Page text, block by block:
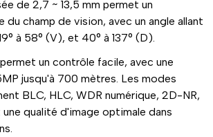
de 2,7 ~ 13,5 mm permet un
du champ de vision, avec un angle allant
à 58° (V), et 40° à 137° (D).
un contrôle facile, avec une
jusqu'à 700 mètres. Les modes
BLC, HLC, WDR numérique, 2D-NR,
qualité d'image optimale dans